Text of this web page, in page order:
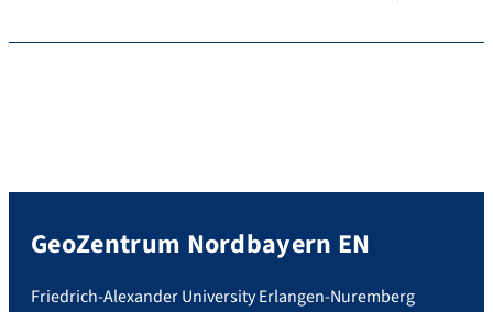
GeoZentrum Nordbayern EN
Friedrich-Alexander University Erlangen-Nuremberg